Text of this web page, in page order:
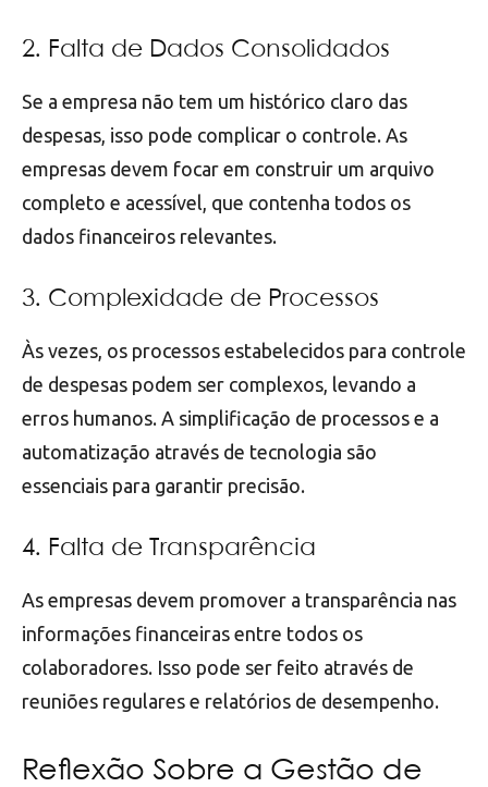
2. Falta de Dados Consolidados
Se a empresa não tem um histórico claro das
despesas, isso pode complicar o controle. As
empresas devem focar em construir um arquivo
completo e acessível, que contenha todos os
dados financeiros relevantes.
3. Complexidade de Processos
Às vezes, os processos estabelecidos para controle
de despesas podem ser complexos, levando a
erros humanos. A simplificação de processos e a
automatização através de tecnologia são
essenciais para garantir precisão.
4. Falta de Transparência
As empresas devem promover a transparência nas
informações financeiras entre todos os
colaboradores. Isso pode ser feito através de
reuniões regulares e relatórios de desempenho.
Reflexão Sobre a Gestão de